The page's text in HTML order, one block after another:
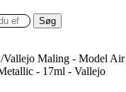
Søg
/Vallejo Maling - Model Air
- 17ml - Vallejo